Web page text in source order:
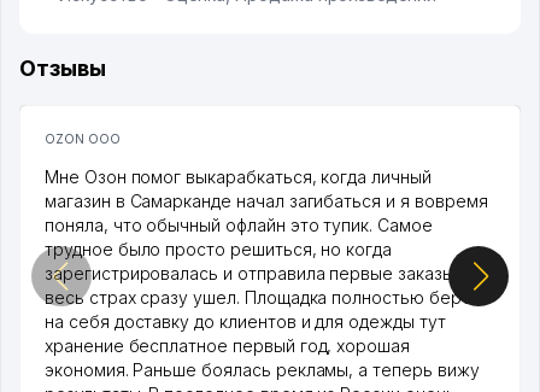
Отзывы
OZON ООО
Мне Озон помог выкарабкаться, когда личный
магазин в Самарканде начал загибаться и я вовремя
поняла, что обычный офлайн это тупик. Самое
трудное было просто решиться, но когда
зарегистрировалась и отправила первые заказы,
весь страх сразу ушел. Площадка полностью берет
на себя доставку до клиентов и для одежды тут
хранение бесплатное первый год, хорошая
экономия. Раньше боялась рекламы, а теперь вижу